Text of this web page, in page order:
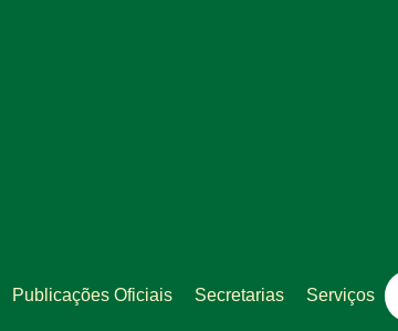
Publicações Oficiais Secretarias Serviços